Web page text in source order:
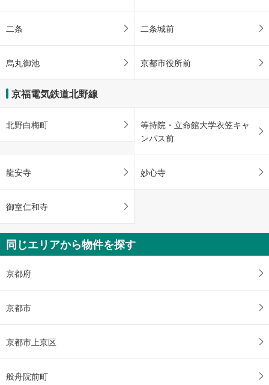
二条 二条城前
烏丸御池 京都市役所前
京福電気鉄道北野線
北野白梅町
等持院・立命館大学衣笠キャ
ンパス前
龍安寺 妙心寺
御室仁和寺
同じエリアから物件を探す
京都府
京都市
京都市上京区
般舟院前町